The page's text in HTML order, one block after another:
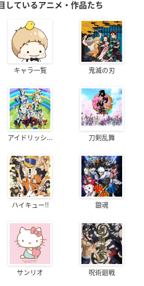
しているアニメ・作品たち
キャラ一覧 鬼滅の刃
アイドリッシ... 刀剣乱舞
ハイキュー!! 銀魂
サンリオ 呪術廻戦